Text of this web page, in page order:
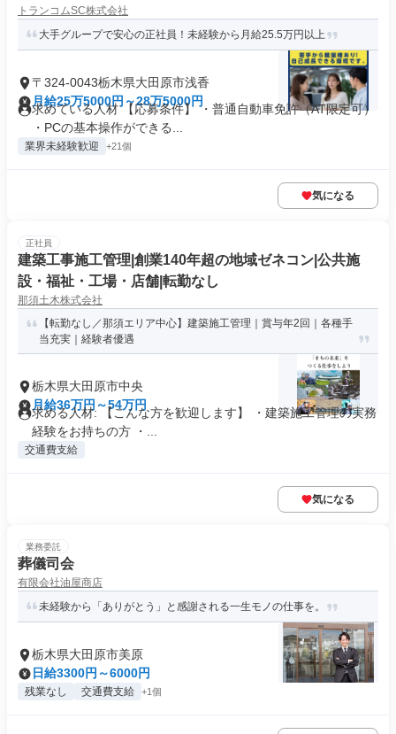
トランコムSC株式会社
大手グループで安心の正社員！未経験から月給25.5万円以上
〒324-0043栃木県大田原市浅香
月給25万5000円～28万5000円
求めている人材 【応募条件】 ・普通自動車免許（AT限定可）
・PCの基本操作ができる...
業界未経験歓迎 +21個
気になる
正社員
建築工事施工管理|創業140年超の地域ゼネコン|公共施
設・福祉・工場・店舗|転勤なし
那須土木株式会社
【転勤なし／那須エリア中心】建築施工管理｜賞与年2回｜各種手
当充実｜経験者優遇
栃木県大田原市中央
月給36万円～54万円
求める人材: 【こんな方を歓迎します】 ・建築施工管理の実務
経験をお持ちの方 ・...
交通費支給
気になる
業務委託
葬儀司会
有限会社油屋商店
未経験から「ありがとう」と感謝される一生モノの仕事を。
栃木県大田原市美原
日給3300円～6000円
残業なし 交通費支給 +1個